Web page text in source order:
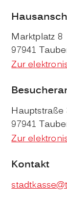
Marktplatz 8
97941
Zur
Hauptstraße
97941
Zur
Kontakt